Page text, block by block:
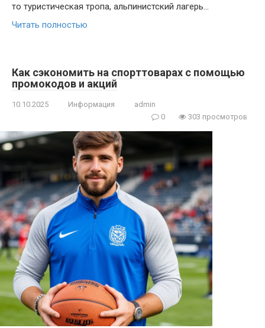
то туристическая тропа, альпинистский лагерь…
Читать полностью
Как сэкономить на спорттоварах с помощью
промокодов и акций
10.10.2025 Информация
admin
0
303 просмотров